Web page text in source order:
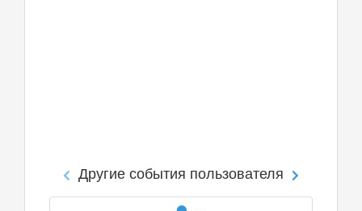
Другие события пользователя